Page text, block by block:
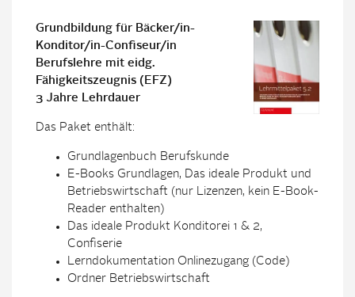
Grundbildung für Bäcker/in-
Konditor/in-Confiseur/in
Berufslehre mit eidg.
Fähigkeitszeugnis (EFZ)
3 Jahre Lehrdauer
Das Paket enthält:
Grundlagenbuch Berufskunde
E-Books Grundlagen, Das ideale Produkt und
Betriebswirtschaft (nur Lizenzen, kein E-Book-
Reader enthalten)
Das ideale Produkt Konditorei 1 & 2,
Confiserie
Lerndokumentation Onlinezugang (Code)
Ordner Betriebswirtschaft